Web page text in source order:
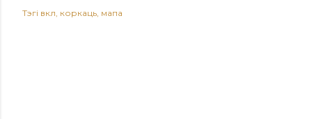
Тэгі вкл коркаць мапа